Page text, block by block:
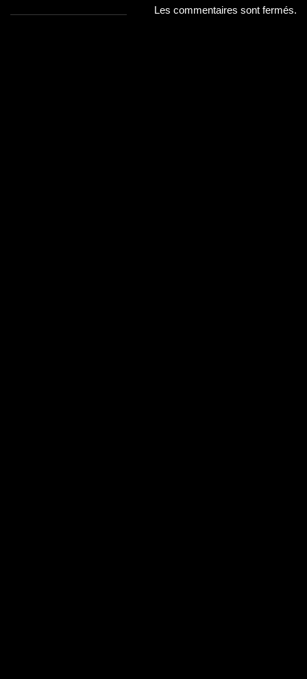
Les commentaires sont fermés.